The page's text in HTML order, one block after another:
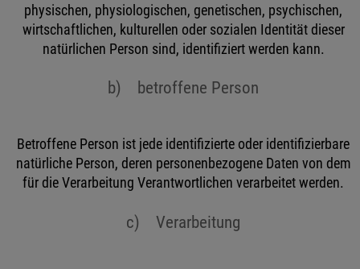
physischen, physiologischen, genetischen, psychischen,
wirtschaftlichen, kulturellen oder sozialen Identität dieser
natürlichen Person sind, identifiziert werden kann.
b) betroffene Person
Betroffene Person ist jede identifizierte oder identifizierbare
natürliche Person, deren personenbezogene Daten von dem
für die Verarbeitung Verantwortlichen verarbeitet werden.
c) Verarbeitung